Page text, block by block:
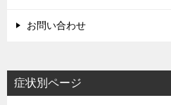
お問い合わせ
症状別ページ